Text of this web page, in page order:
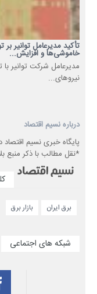
تأکید مدیرعامل توانیر
خاموشی‌ها و افزایش...
مدیرعامل شرکت توانیر
نیروهای...
درباره نسیم اقتصاد
پایگاه خبری نسیم اقتصاد
*نقل مطالب با ذکر منبع
برق ایران بازار برق
شبکه های اجتماعی